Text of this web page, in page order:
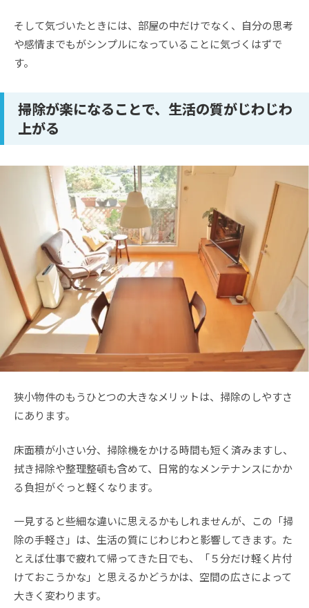
そして気づいたときには、部屋の中だけでなく、自分の思考
や感情までもがシンプルになっていることに気づくはずで
す。
掃除が楽になることで、生活の質がじわじわ
上がる
狭小物件のもうひとつの大きなメリットは、掃除のしやすさ
にあります。
床面積が小さい分、掃除機をかける時間も短く済みますし、
拭き掃除や整理整頓も含めて、日常的なメンテナンスにかか
る負担がぐっと軽くなります。
一見すると些細な違いに思えるかもしれませんが、この「掃
除の手軽さ」は、生活の質にじわじわと影響してきます。た
とえば仕事で疲れて帰ってきた日でも、「５分だけ軽く片付
けておこうかな」と思えるかどうかは、空間の広さによって
大きく変わります。